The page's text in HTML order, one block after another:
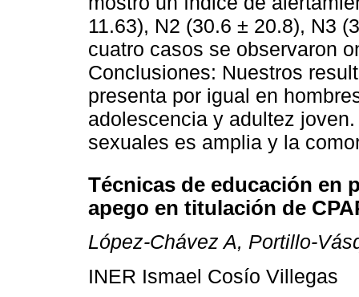
11.63), N2 (30.6 ± 20.8), N3
cuatro casos se observaron
Conclusiones: Nuestros
presenta por igual en
adolescencia y adultez
sexuales es amplia y la
Técnicas de educación en
apego en titulación de
López-Chávez A, Portillo-
INER Ismael Cosío Villegas